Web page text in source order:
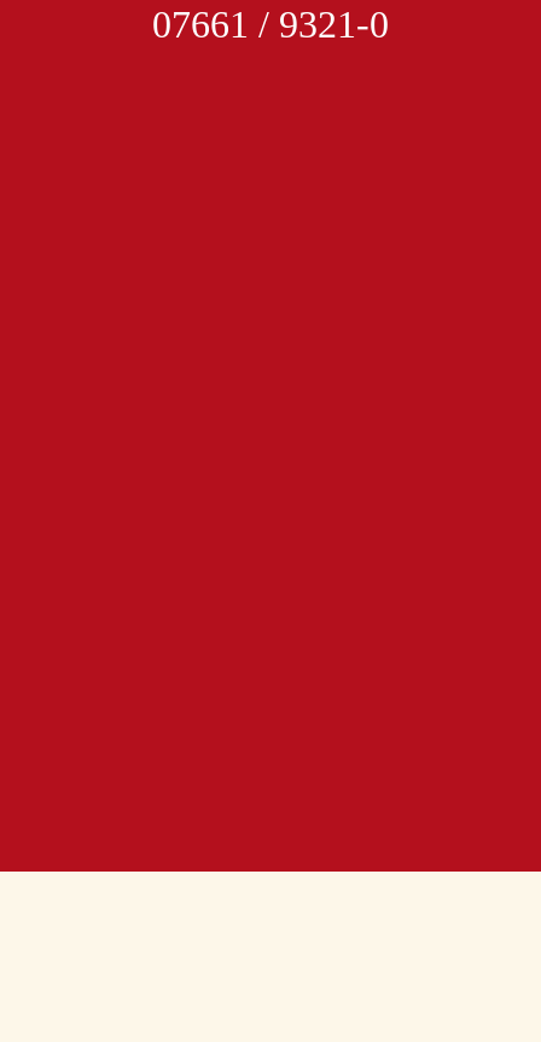
07661 / 9321-0